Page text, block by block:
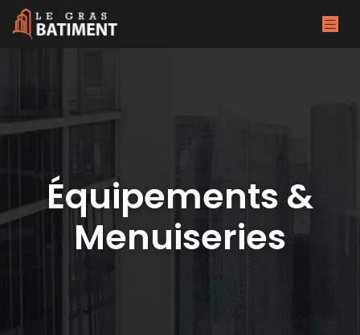
Équipements &
Menuiseries